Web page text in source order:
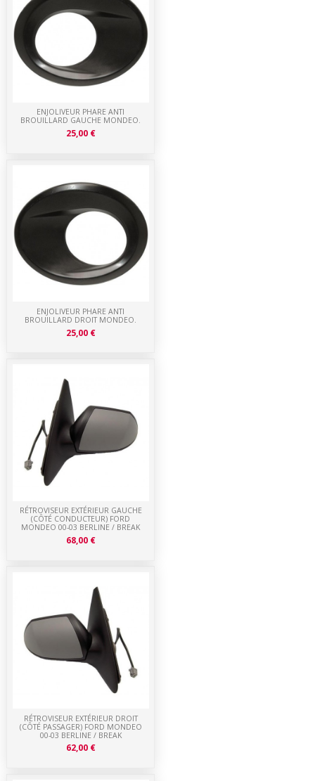
RÉTROVISEUR EXTÉRIEUR DROIT
(CÔTÉ PASSAGER) FORD MONDEO
00-03 BERLINE / BREAK
62,00 €
RÉTROVISEUR EXTÉRIEUR GAUCHE
(CÔTÉ CONDUCTEUR) FORD
MONDEO 00-03 BERLINE / BREAK
68,00 €
ENJOLIVEUR PHARE ANTI
BROUILLARD DROIT MONDEO.
25,00 €
ENJOLIVEUR PHARE ANTI
BROUILLARD GAUCHE MONDEO.
25,00 €